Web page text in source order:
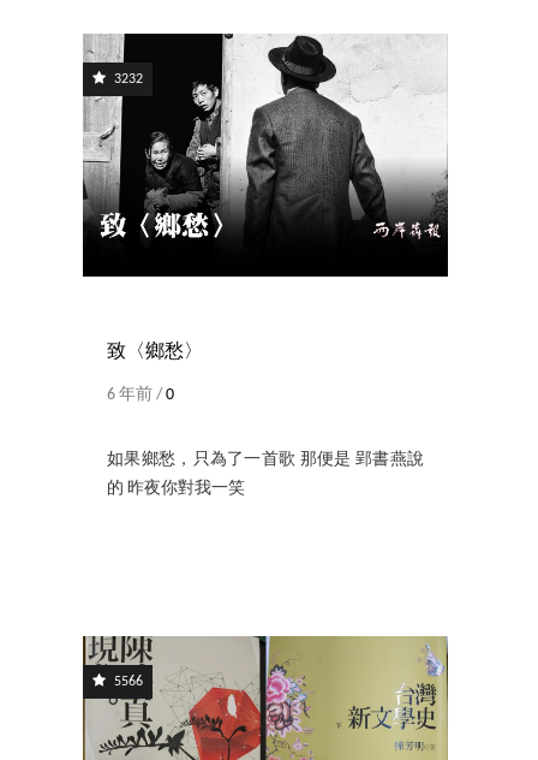
3232
致〈鄉愁〉
6 年前 / 0
如果鄉愁，只為了一首歌 那便是 郢書燕說
的 昨夜你對我一笑
5566